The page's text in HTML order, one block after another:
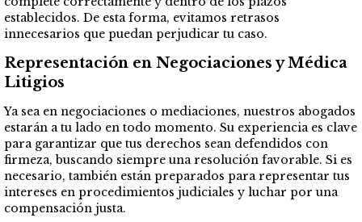
establecidos. De esta forma, evitamos retrasos
innecesarios que puedan perjudicar tu caso.
Representación en Negociaciones y Médica
Litigios
Ya sea en negociaciones o mediaciones, nuestros abogados
estarán a tu lado en todo momento. Su experiencia es clave
para garantizar que tus derechos sean defendidos con
firmeza, buscando siempre una resolución favorable. Si es
necesario, también están preparados para representar tus
intereses en procedimientos judiciales y luchar por una
compensación justa.